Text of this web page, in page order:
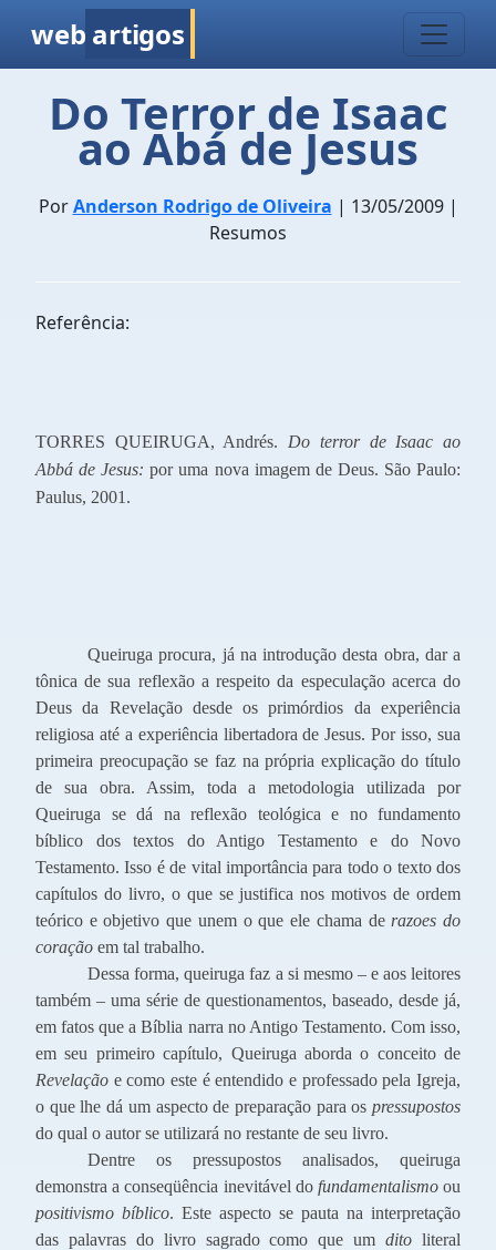
web artigos
Do Terror de Isaac
ao Abá de Jesus
PorAnderson Rodrigo de Oliveira | 13/05/2009 |
Resumos
Referência:
TORRES QUEIRUGA, Andrés. Do terror de Isaac ao
Abbá de Jesus:por uma nova imagem de Deus. São Paulo:
Paulus, 2001.
Queiruga procura, já na introdução desta obra, dar a
tônica de sua reflexão a respeito da especulação acerca do
Deus da Revelação desde os primórdios da experiência
religiosa até a experiência libertadora de Jesus. Por isso, sua
primeira preocupação se faz na própria explicação do título
de sua obra. Assim, toda a metodologia utilizada por
Queiruga se dá na reflexão teológica e no fundamento
bíblico dos textos do Antigo Testamento e do Novo
Testamento. Isso é de vital importância para todo o texto dos
capítulos do livro, o que se justifica nos motivos de ordem
teórico e objetivo que unem o que ele chama de razoes do
coração em tal trabalho.
Dessa forma, queiruga faz a si mesmo – e aos leitores
também – uma série de questionamentos, baseado, desde já,
em fatos que a Bíblia narra no Antigo Testamento. Com isso,
em seu primeiro capítulo, Queiruga aborda o conceito de
Revelação e como este é entendido e professado pela Igreja,
o que lhe dá um aspecto de preparação para os pressupostos
do qual o autor se utilizará no restante de seu livro.
Dentre os pressupostos analisados, queiruga
demonstra a conseqüência inevitável do fundamentalismoou
positivismo bíblico. Este aspecto se pauta na interpretação
das palavras do livro sagrado como que umditoliteral